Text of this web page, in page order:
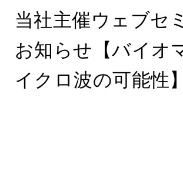
当社主催ウェブセ
お知らせ【バイオ
イクロ波の可能性】